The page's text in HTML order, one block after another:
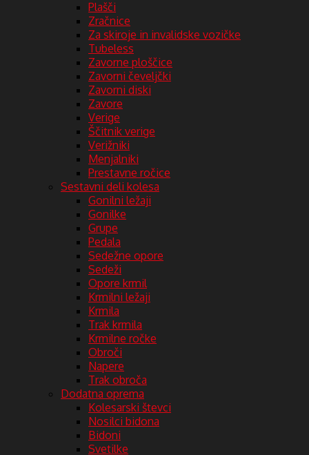
Plašči
Zračnice
Za skiroje in invalidske vozičke
Tubeless
Zavorne ploščice
Zavorni čeveljčki
Zavorni diski
Zavore
Verige
Ščitnik verige
Verižniki
Menjalniki
Prestavne ročice
Sestavni deli kolesa
Gonilni ležaji
Gonilke
Grupe
Pedala
Sedežne opore
Sedeži
Opore krmil
Krmilni ležaji
Krmila
Trak krmila
Krmilne ročke
Obroči
Napere
Trak obroča
Dodatna oprema
Kolesarski števci
Nosilci bidona
Bidoni
Svetilke